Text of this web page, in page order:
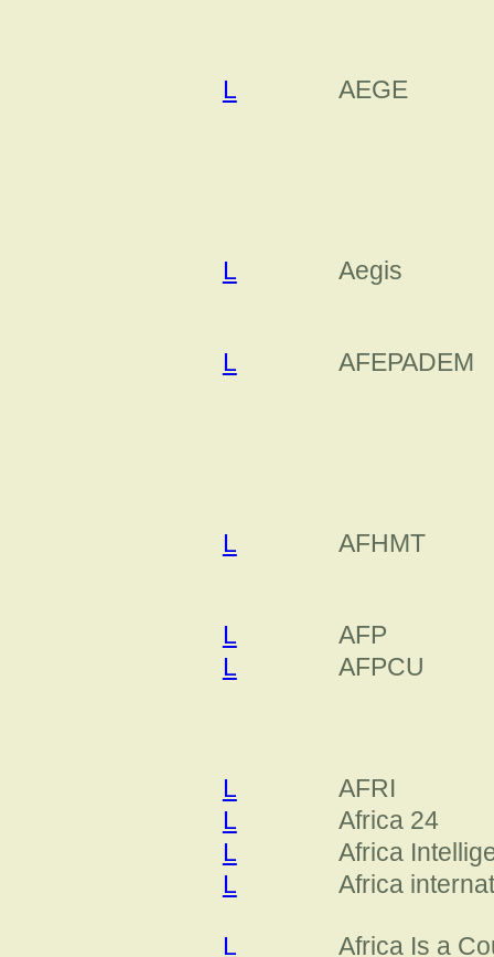
L AEGE
L Aegis
L AFEPADEM
L AFHMT
L
AFP
L
AFPCU
L
AFRI
L
Africa 24
L
Africa
L
Africa
L
Africa Is a